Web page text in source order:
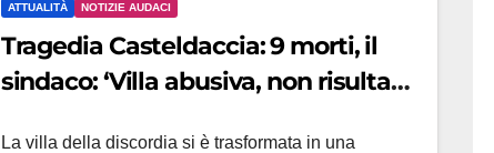
ATTUALITÀ NOTIZIE AUDACI
Tragedia Casteldaccia: 9 morti, il
sindaco: ‘Villa abusiva, non risultava
La villa della discordia si è trasformata in una